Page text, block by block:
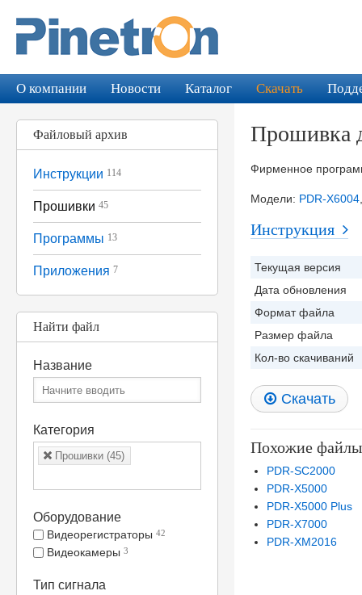
О компании Новости Каталог Скачать
Файловый архив
Инструкции 114
Прошивки 45
Программы 13
Приложения 7
Найти файл
Название
Категория
Прошивки (45)
Оборудование
Видеорегистраторы 42
Видеокамеры 3
Тип сигнала
Прошивка
Фирменное
Модели: PDR-X6004
Инструкция
Текущая версия
Дата обновления
Формат файла
Размер файла
Кол-во скачиваний
Скачать
Похожие файлы
PDR-SC2000
PDR-X5000
PDR-X5000 Plus
PDR-X7000
PDR-XM2016